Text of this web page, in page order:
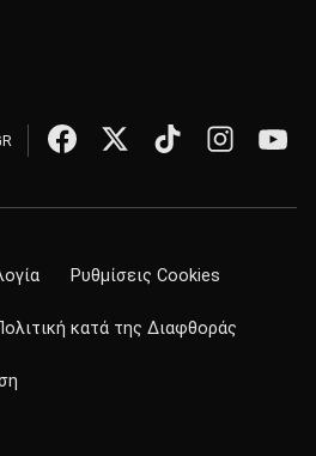
Ρυθμίσεις Cookies
κατά της Διαφθοράς